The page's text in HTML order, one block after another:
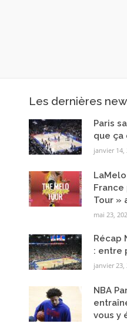
Les dernières
Paris
que ça
janvier 14,
France
Tour »
mai 23,
Récap
: entre
janvier 23,
NBA
vous y